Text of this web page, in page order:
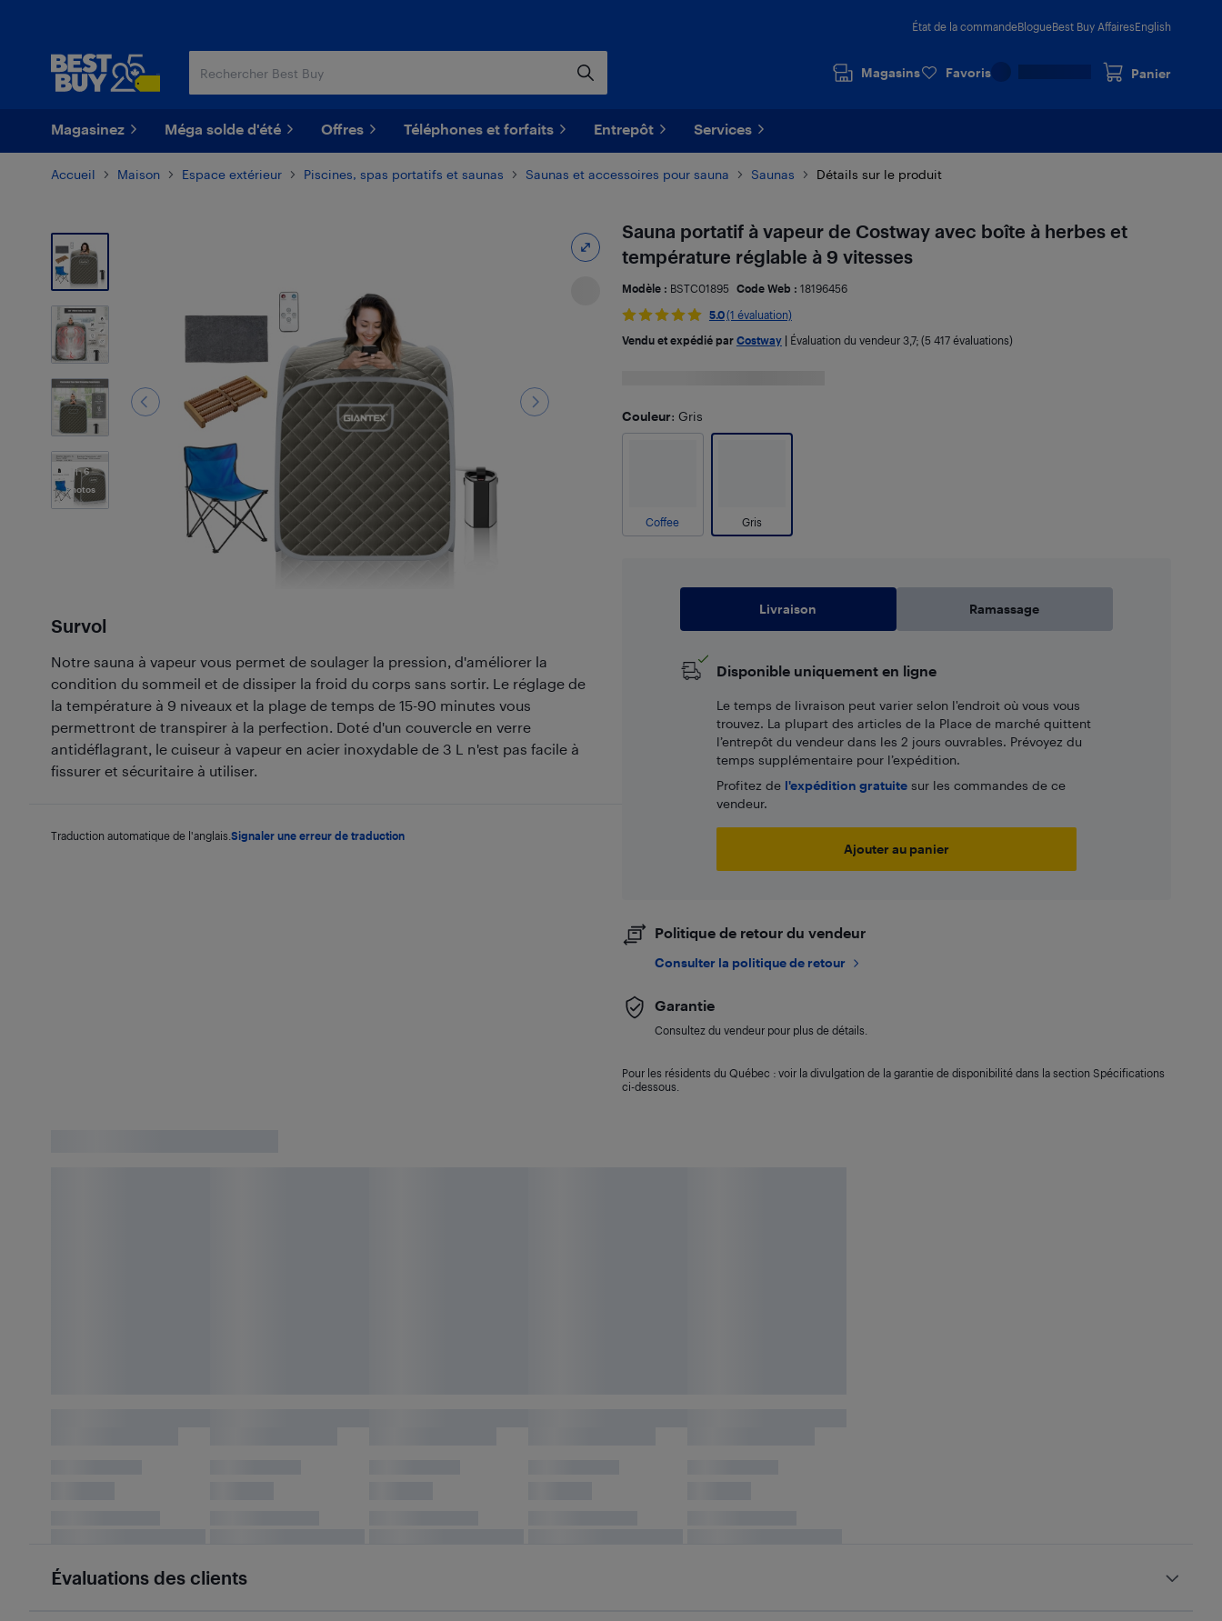
État de la commandeBlogueBest Buy AffairesEnglish
Magasins Favoris Panier
Magasinez Méga solde d'été Offres Téléphones et forfaits Entrepôt Services
Accueil Maison Espace extérieur Piscines, spas portatifs et saunas Saunas et accessoires pour sauna Saunas Détails sur le produit
6
Photos
Survol
Notre sauna à vapeur vous permet de soulager la pression, d'améliorer la
condition du sommeil et de dissiper la froid du corps sans sortir. Le réglage de
la température à 9 niveaux et la plage de temps de 15-90 minutes vous
permettront de transpirer à la perfection. Doté d'un couvercle en verre
antidéflagrant, le cuiseur à vapeur en acier inoxydable de 3 L n'est pas facile à
fissurer et sécuritaire à utiliser.
Traduction automatique de l'anglais. Signaler une erreur de traduction
Sauna portatif à vapeur de Costway avec boîte à herbes et
température réglable à 9 vitesses
Modèle : BSTC01895 Code Web : 18196456
5.0(1 évaluation)
Vendu et expédié par Costway| Évaluation du vendeur 3,7; (5 417 évaluations)
Couleur: Gris
Coffee Gris
Livraison Ramassage
Disponible uniquement en ligne
Le temps de livraison peut varier selon l'endroit où vous vous
trouvez. La plupart des articles de la Place de marché quittent
l’entrepôt du vendeur dans les 2 jours ouvrables. Prévoyez du
temps supplémentaire pour l’expédition.
Profitez de l'expédition gratuitesur les commandes de ce
vendeur.
Ajouter au panier
Politique de retour du vendeur
Consulter la politique de retour
Garantie
Consultez du vendeur pour plus de détails.
Pour les résidents du Québec : voir la divulgation de la garantie de disponibilité dans la section Spécifications
ci-dessous.
Évaluations des clients